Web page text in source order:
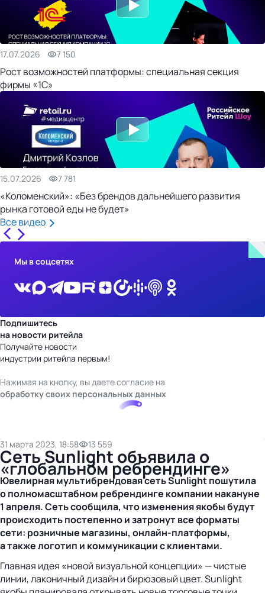
17.07.2026 7 150
Рост возможностей платформы: специальная секция
фирмы «1С»
15.07.2026 7 781
«Коломенский»: «Без брендов дальнейшего развития
рынка готовой еды не будет»
Все видео
Мы в соцсетях
Подпишитесь
на новости ритейла
Получайте новости
индустрии ритейла первым!
Нажимая на кнопку, вы даете согласие на
обработку своих персональных данных
31 марта 2023, 18:58 13 559
Сеть Sunlight объявила о
«глобальном ребрендинге»
Ювелирная мультибрендовая сеть Sunlight пошутила
ополномасштабном ребрендинге компании накануне
1 апреля. Сеть сообщила, что изменения якобы будут
происходить постепенно и затронут все форматы
сети: розничные магазины, онлайн-платформы,
а также логотип и коммуникации с клиентами.
Главная идея «новой визуальной концепции» — чистые
линии, лаконичный дизайн и бирюзовый цвет. Sunlight